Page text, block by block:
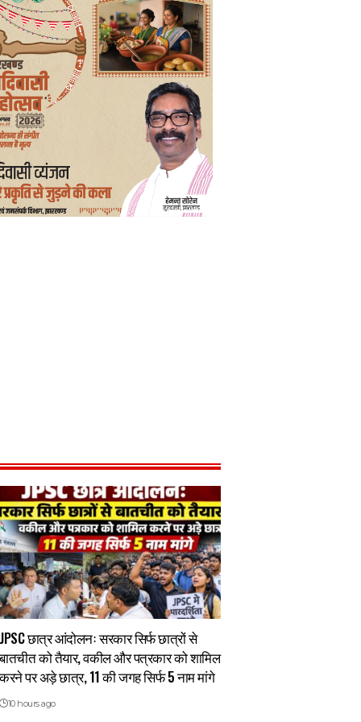
JPSC छात्र आंदोलनः सरकार सिर्फ छात्रों से
बातचीत को तैयार, वकील और पत्रकार को शामिल
करने पर अड़े छात्र, 11 की जगह सिर्फ 5 नाम मांगे
10 hours ago